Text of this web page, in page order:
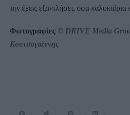
την έχεις εξαντλήσει, όσα καλοκαίρια
Φωτογραφίες © DRIVE Media
Κουτσογιάννης